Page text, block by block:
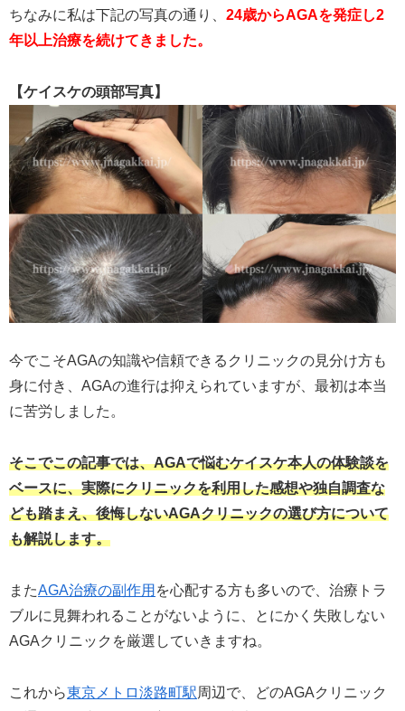
ちなみに私は下記の写真の通り、 24歳からAGAを発症し2
年以上治療を続けてきました。
【ケイスケの頭部写真】
今でこそAGAの知識や信頼できるクリニックの見分け方も
身に付き、AGAの進行は抑えられていますが、最初は本当
に苦労しました。
そこでこの記事では、AGAで悩むケイスケ本人の体験談を
ベースに、実際にクリニックを利用した感想や独自調査な
ども踏まえ、後悔しないAGAクリニックの選び方について
も解説します。
またAGA治療の副作用 を心配する方も多いので、治療トラ
ブルに見舞われることがないように、とにかく失敗しない
AGAクリニックを厳選していきますね。
これから東京メトロ淡路町駅周辺で、どのAGAクリニック